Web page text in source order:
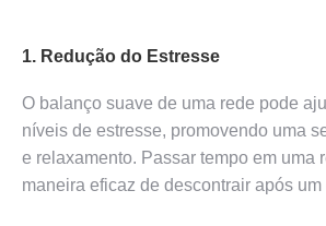
1. Redução do Estresse
O balanço suave de uma rede pode
níveis de estresse, promovendo uma
e relaxamento. Passar tempo em uma
maneira eficaz de descontrair após